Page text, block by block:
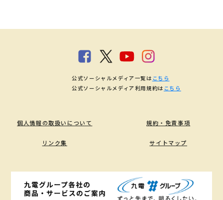
個人情報の取扱いについて 規約・免責事項
リンク集 サイトマップ
公式ソーシャルメディア一覧は こちら
公式ソーシャルメディア利用規約は こちら